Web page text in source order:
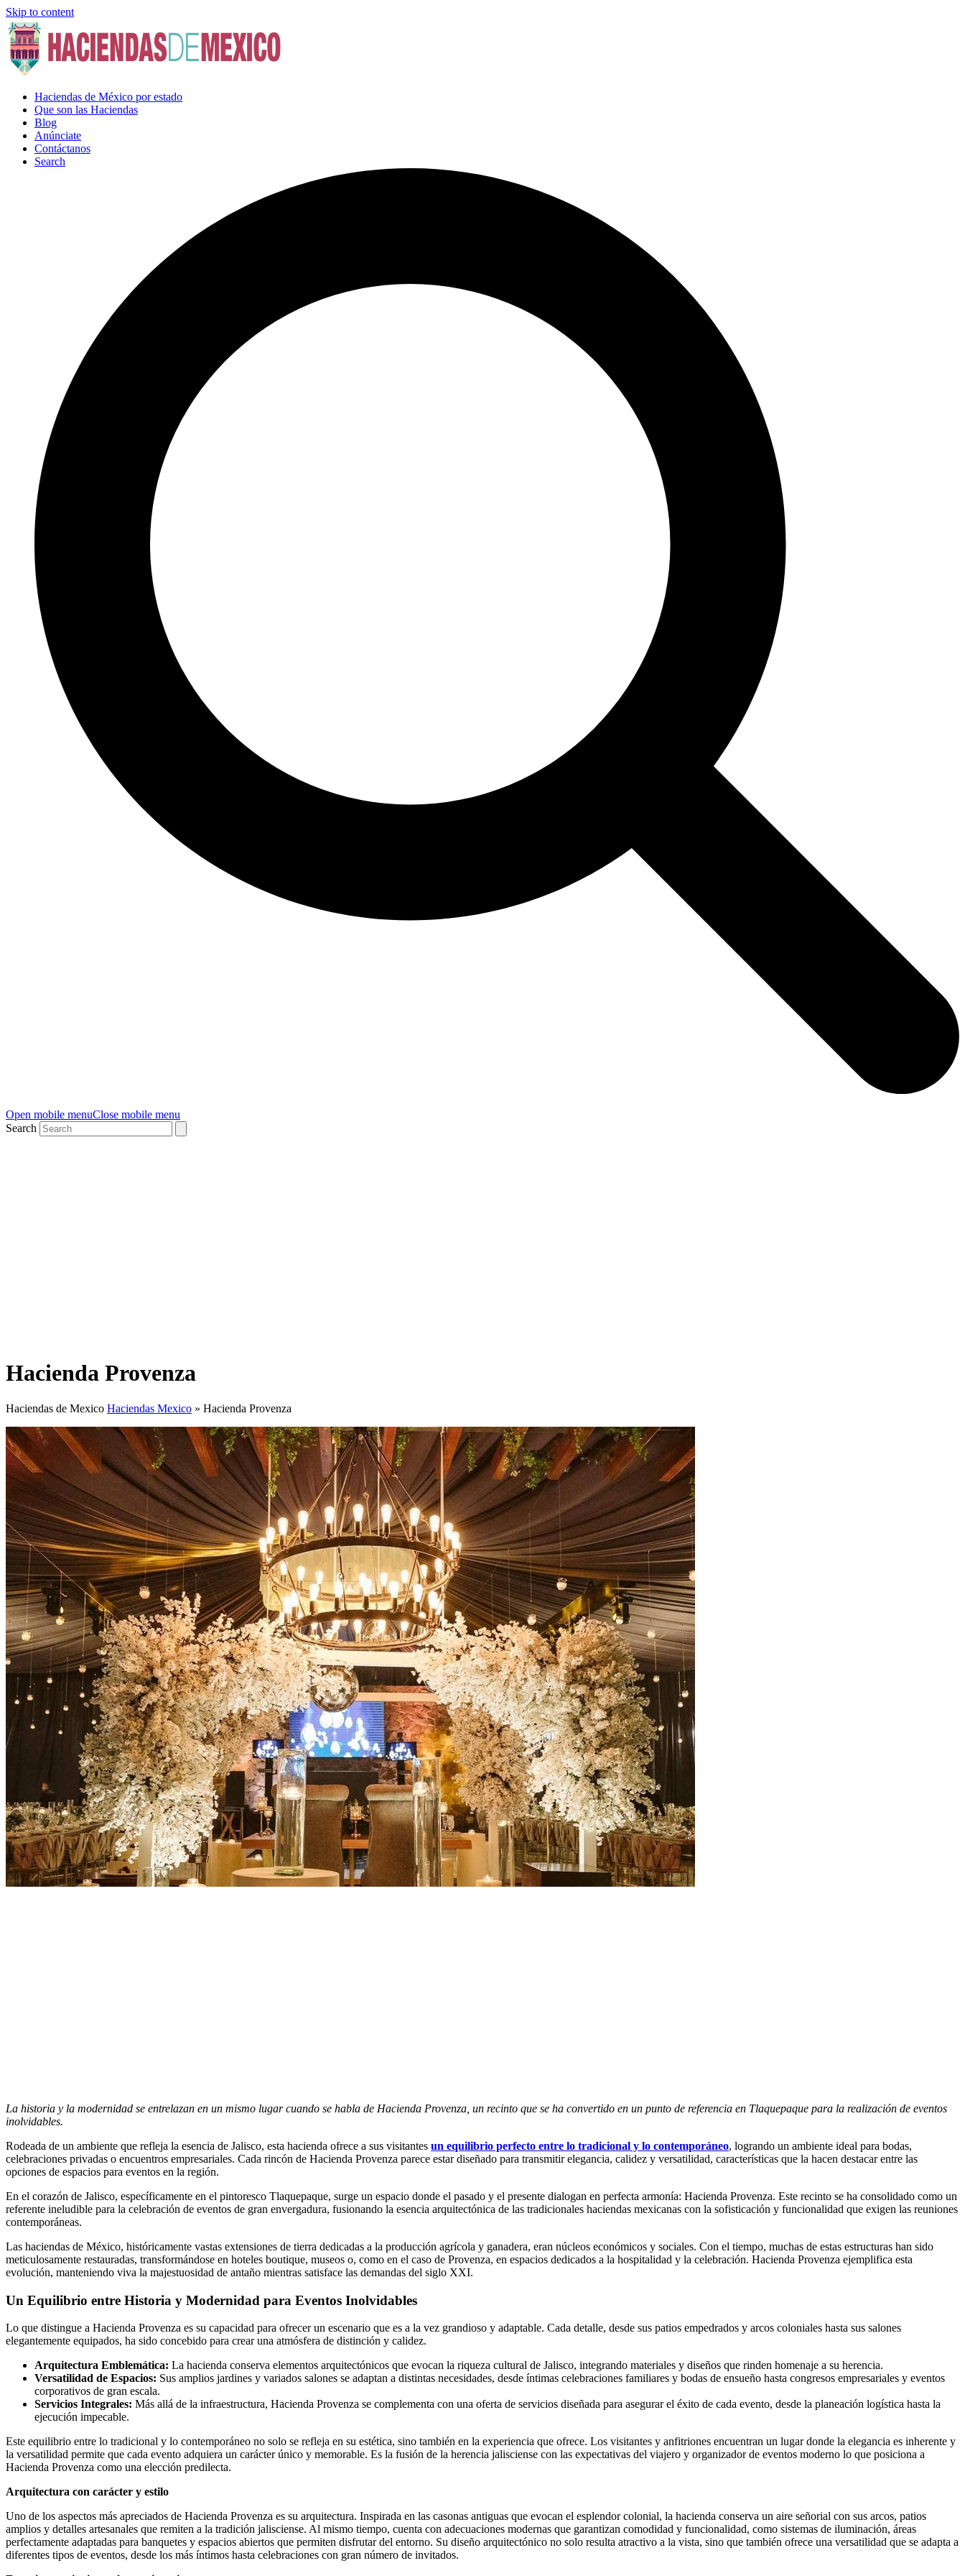
Skip to content
Haciendas de México por estado
Que son las Haciendas
Blog
Anúnciate
Contáctanos
Search
Open mobile menuClose mobile menu
Search
Hacienda Provenza
Haciendas de Mexico Haciendas Mexico » Hacienda Provenza
La historia y la modernidad se entrelazan en un mismo lugar cuando se habla de Hacienda Provenza, un recinto que se ha convertido en un punto de referencia en Tlaquepaque para la realización de eventos
inolvidables.
Rodeada de un ambiente que refleja la esencia de Jalisco, esta hacienda ofrece a sus visitantes un equilibrio perfecto entre lo tradicional y lo contemporáneo, logrando un ambiente ideal para bodas,
celebraciones privadas o encuentros empresariales. Cada rincón de Hacienda Provenza parece estar diseñado para transmitir elegancia, calidez y versatilidad, características que la hacen destacar entre las
opciones de espacios para eventos en la región.
En el corazón de Jalisco, específicamente en el pintoresco Tlaquepaque, surge un espacio donde el pasado y el presente dialogan en perfecta armonía: Hacienda Provenza. Este recinto se ha consolidado como un
referente ineludible para la celebración de eventos de gran envergadura, fusionando la esencia arquitectónica de las tradicionales haciendas mexicanas con la sofisticación y funcionalidad que exigen las reuniones
contemporáneas.
Las haciendas de México, históricamente vastas extensiones de tierra dedicadas a la producción agrícola y ganadera, eran núcleos económicos y sociales. Con el tiempo, muchas de estas estructuras han sido
meticulosamente restauradas, transformándose en hoteles boutique, museos o, como en el caso de Provenza, en espacios dedicados a la hospitalidad y la celebración. Hacienda Provenza ejemplifica esta
evolución, manteniendo viva la majestuosidad de antaño mientras satisface las demandas del siglo XXI.
Un Equilibrio entre Historia y Modernidad para Eventos Inolvidables
Lo que distingue a Hacienda Provenza es su capacidad para ofrecer un escenario que es a la vez grandioso y adaptable. Cada detalle, desde sus patios empedrados y arcos coloniales hasta sus salones
elegantemente equipados, ha sido concebido para crear una atmósfera de distinción y calidez.
Arquitectura Emblemática: La hacienda conserva elementos arquitectónicos que evocan la riqueza cultural de Jalisco, integrando materiales y diseños que rinden homenaje a su herencia.
Versatilidad de Espacios: Sus amplios jardines y variados salones se adaptan a distintas necesidades, desde íntimas celebraciones familiares y bodas de ensueño hasta congresos empresariales y eventos
corporativos de gran escala.
Servicios Integrales: Más allá de la infraestructura, Hacienda Provenza se complementa con una oferta de servicios diseñada para asegurar el éxito de cada evento, desde la planeación logística hasta la
ejecución impecable.
Este equilibrio entre lo tradicional y lo contemporáneo no solo se refleja en su estética, sino también en la experiencia que ofrece. Los visitantes y anfitriones encuentran un lugar donde la elegancia es inherente y
la versatilidad permite que cada evento adquiera un carácter único y memorable. Es la fusión de la herencia jalisciense con las expectativas del viajero y organizador de eventos moderno lo que posiciona a
Hacienda Provenza como una elección predilecta.
Arquitectura con carácter y estilo
Uno de los aspectos más apreciados de Hacienda Provenza es su arquitectura. Inspirada en las casonas antiguas que evocan el esplendor colonial, la hacienda conserva un aire señorial con sus arcos, patios
amplios y detalles artesanales que remiten a la tradición jalisciense. Al mismo tiempo, cuenta con adecuaciones modernas que garantizan comodidad y funcionalidad, como sistemas de iluminación, áreas
perfectamente adaptadas para banquetes y espacios abiertos que permiten disfrutar del entorno. Su diseño arquitectónico no solo resulta atractivo a la vista, sino que también ofrece una versatilidad que se adapta a
diferentes tipos de eventos, desde los más íntimos hasta celebraciones con gran número de invitados.